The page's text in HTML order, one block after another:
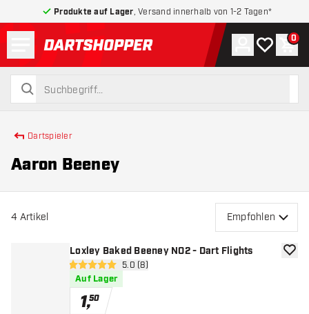
Produkte auf Lager , Versand innerhalb von 1-2 Tagen*
zurück zur Startseite
suchen
suchen
Konto
Meine 0
Dartspieler
Aaron Beeney
4 Artikel Empfohlen
Loxley Baked Beeney NO2 - Dart Flights
Bewertungsbereich öffnen
5 Bewertungssterne
5.0 (8)
Auf Lager
1,50
Zur